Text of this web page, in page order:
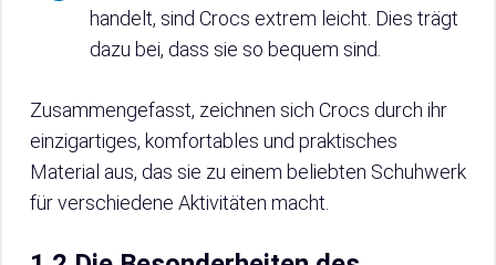
handelt, sind Crocs extrem leicht. Dies trägt
dazu bei, dass sie so bequem sind.
Zusammengefasst, zeichnen sich Crocs durch ihr
einzigartiges, komfortables und praktisches
Material aus, das sie zu einem beliebten Schuhwerk
für verschiedene Aktivitäten macht.